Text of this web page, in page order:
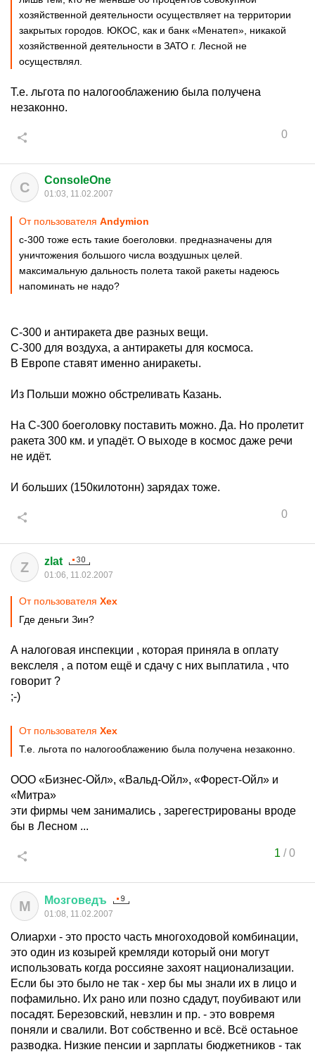
хозяйственной деятельности осуществляет на территории
закрытых городов. ЮКОС, как и банк «Менатеп», никакой
хозяйственной деятельности в ЗАТО г. Лесной не
осуществлял.
Т.е. льгота по налогооблажению была получена
незаконно.
0
C ConsoleOne
01:03, 11.02.2007
От пользователя Andymion
с-300 тоже есть такие боеголовки. предназначены для
уничтожения большого числа воздушных целей.
максимальную дальность полета такой ракеты надеюсь
напоминать не надо?
C-300 и антиракета две разных вещи.
С-300 для воздуха, а антиракеты для космоса.
В Европе ставят именно аниракеты.
Из Польши можно обстреливать Казань.
На С-300 боеголовку поставить можно. Да. Но пролетит
ракета 300 км. и упадёт. О выходе в космос даже речи
не идёт.
И больших (150килотонн) зарядах тоже.
0
Z zlat
01:06, 11.02.2007
От пользователя Хех
Где деньги Зин?
А налоговая инспекции , которая приняла в оплату
векслеля , а потом ещё и сдачу с них выплатила , что
говорит ?
;-)
От пользователя Хех
Т.е. льгота по налогооблажению была получена незаконно.
ООО «Бизнес-Ойл», «Вальд-Ойл», «Форест-Ойл» и
«Митра»
эти фирмы чем занимались , зарегестрированы вроде
бы в Лесном ...
1 /0
М Мозговедъ
01:08, 11.02.2007
Олиархи - это просто часть многоходовой комбинации,
это один из козырей кремляди который они могут
использовать когда россияне захоят национализации.
Если бы это было не так - хер бы мы знали их в лицо и
пофамильно. Их рано или позно сдадут, поубивают или
посадят. Березовский, невзлин и пр. - это вовремя
поняли и свалили. Вот собственно и всё. Всё остаьное
разводка. Низкие пенсии и зарплаты бюджетников - так